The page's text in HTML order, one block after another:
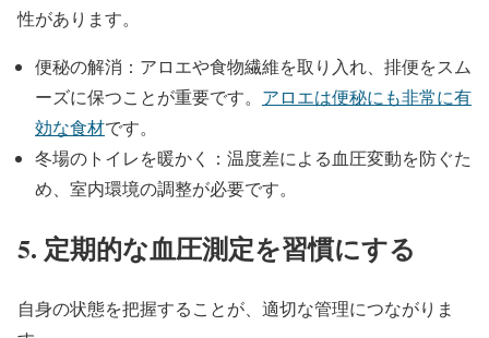
性があります。
便秘の解消：アロエや食物繊維を取り入れ、排便をスム
ーズに保つことが重要です。 アロエは便秘にも非常に有
効な食材です。
冬場のトイレを暖かく：温度差による血圧変動を防ぐた
め、室内環境の調整が必要です。
5. 定期的な血圧測定を習慣にする
自身の状態を把握することが、適切な管理につながりま